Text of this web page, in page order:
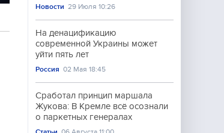
Новости 29 Июля 10:26
На денацификацию
современной Украины может
уйти пять лет
Россия 02 Мая 18:45
Сработал принцип маршала
Жукова: В Кремле всё осознали
о паркетных генералах